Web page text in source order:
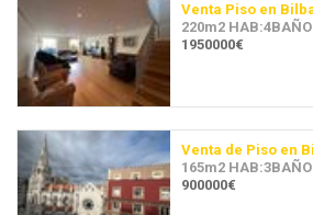
Venta Piso en
220m2
1950000€
Venta de Piso en
165m2
900000€